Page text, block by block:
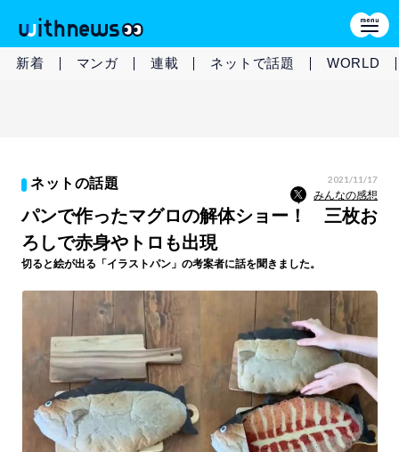
新着 マンガ 連載 ネットで話題 WORLD
ネットの話題 2021/11/17
みんなの感想
パンで作ったマグロの解体ショー！ 三枚お
ろしで赤身やトロも出現
切ると絵が出る「イラストパン」の考案者に話を聞きました。